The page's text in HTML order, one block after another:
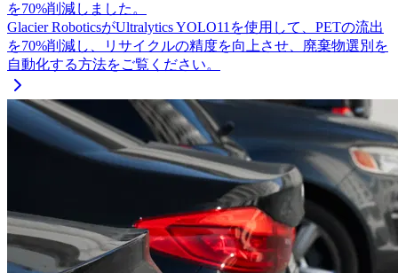
を70%削減しました。
Glacier RoboticsがUltralytics YOLO11を使用して、PETの流出
を70%削減し、リサイクルの精度を向上させ、廃棄物選別を
自動化する方法をご覧ください。